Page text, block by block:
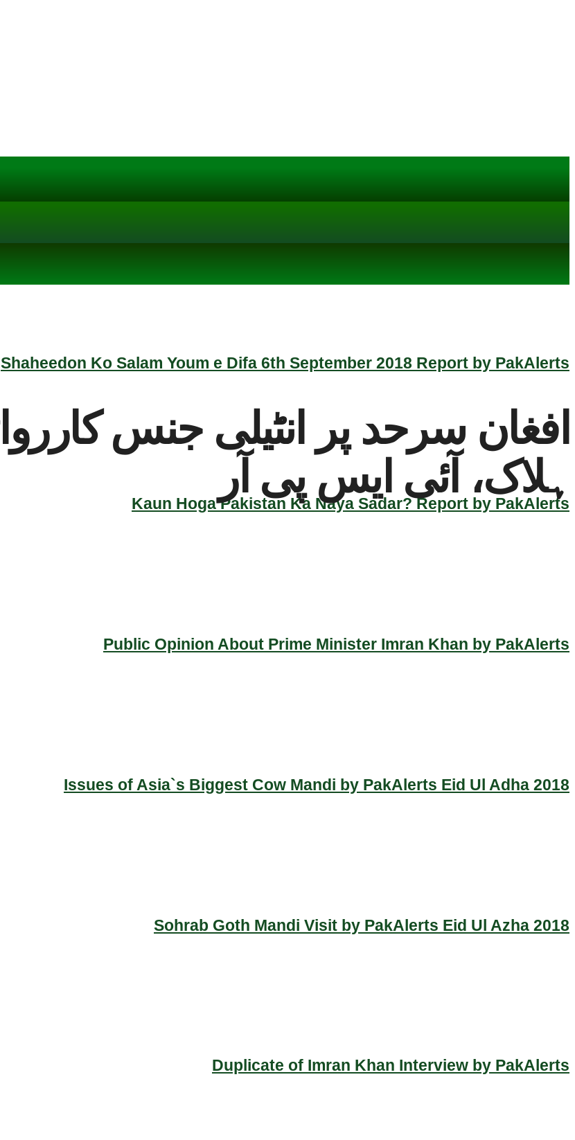
Shaheedon Ko Salam Youm e Difa 6th September 2018 Report by PakAlerts
Kaun Hoga Pakistan Ka Naya Sadar? Report by PakAlerts
Public Opinion About Prime Minister Imran Khan by PakAlerts
Issues of Asia`s Biggest Cow Mandi by PakAlerts Eid Ul Adha 2018
Sohrab Goth Mandi Visit by PakAlerts Eid Ul Azha 2018
Duplicate of Imran Khan Interview by PakAlerts
ہلاک، آئی ایس پی آر